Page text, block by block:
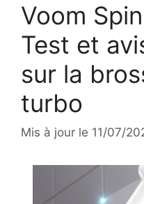
Voom
Test et
sur la
turbo
Mis à jour le 11/07/